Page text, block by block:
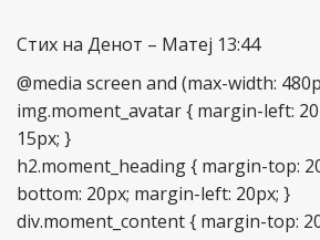
Стих на Денот – Maтеј 13:44
@media screen and (max-width:
img.moment_avatar { margin-left:
15px; }
h2.moment_heading { margin-top:
bottom: 20px; margin-left: 20px; }
div.moment_content { margin-top: